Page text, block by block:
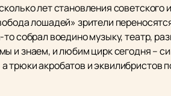
лет становления советского
лошадей» зрители
собрал воедино музыку, театр,
и знаем, и любим цирк сегодня –
трюки акробатов и